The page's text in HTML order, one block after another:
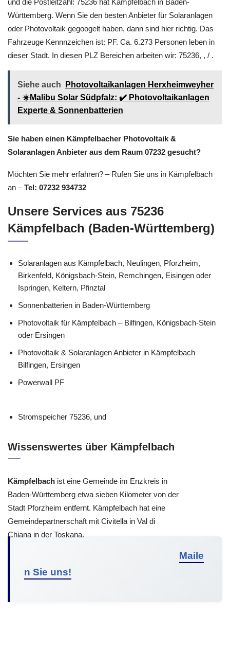
Württemberg. Wenn Sie den besten Anbieter für Solaranlagen
oder Photovoltaik gegoogelt haben, dann sind hier richtig. Das
Fahrzeuge Kennnzeichen ist: PF. Ca. 6.273 Personen leben in
dieser Stadt. In diesen PLZ Bereichen arbeiten wir: 75236, , / .
Siehe auch
Photovoltaikanlagen Herxheimweyher
- ☀️Malibu Solar Südpfalz: ✔️ Photovoltaikanlagen
Experte & Sonnenbatterien
Sie haben einen Kämpfelbacher Photovoltaik &
Solaranlagen Anbieter aus dem Raum 07232 gesucht?
Möchten Sie mehr erfahren? – Rufen Sie uns in Kämpfelbach
an –Tel: 07232 934732
Unsere Services aus 75236
Kämpfelbach (Baden-Württemberg)
Solaranlagen aus Kämpfelbach, Neulingen, Pforzheim,
Birkenfeld, Königsbach-Stein, Remchingen, Eisingen oder
Ispringen, Keltern, Pfinztal
Sonnenbatterien in Baden-Württemberg
Photovoltaik für Kämpfelbach – Bilfingen, Königsbach-Stein
oder Ersingen
Photovoltaik & Solaranlagen Anbieter in Kämpfelbach
Bilfingen, Ersingen
Powerwall PF
Stromspeicher 75236, und
Wissenswertes über Kämpfelbach
Kämpfelbach ist eine Gemeinde im Enzkreis in
Baden-Württemberg etwa sieben Kilometer von der
Stadt Pforzheim entfernt. Kämpfelbach hat eine
Gemeindepartnerschaft mit Civitella in Val di
Chiana in der Toskana.
Maile
n Sie uns!